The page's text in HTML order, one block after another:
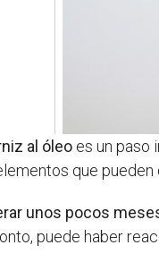
al óleo es un paso
que
unos pocos
puede haber